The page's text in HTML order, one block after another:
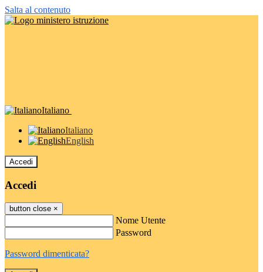
Salta al contenuto
Italiano
Italiano
English
Accedi
Accedi
button close ×
Nome Utente
Password
Password dimenticata?